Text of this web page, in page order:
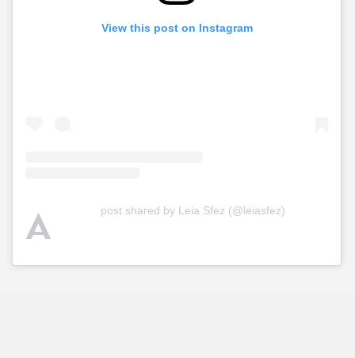
View this post on Instagram
A post shared by Leia Sfez (@leiasfez)